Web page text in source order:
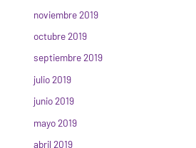
noviembre 2019
octubre 2019
septiembre 2019
julio 2019
junio 2019
mayo 2019
abril 2019